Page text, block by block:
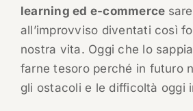
learning ed e-commerce
all’improvviso diventati così
nostra vita. Oggi che lo
farne tesoro perché in futuro
gli ostacoli e le difficoltà oggi